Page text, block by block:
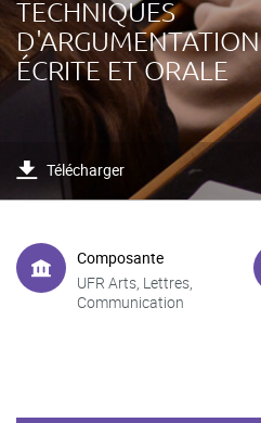
TECHNIQUES
D'ARGUMENTATION
ÉCRITE ET ORALE
Télécharger
Composante
UFR Arts, Lettres,
Communication